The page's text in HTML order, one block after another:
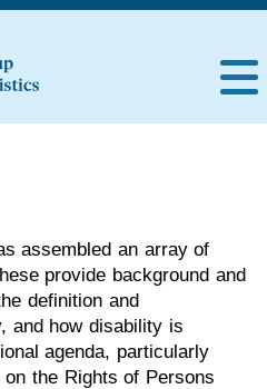
assembled an array of
provide background and
definition and
and how disability is
agenda, particularly
the Rights of Persons